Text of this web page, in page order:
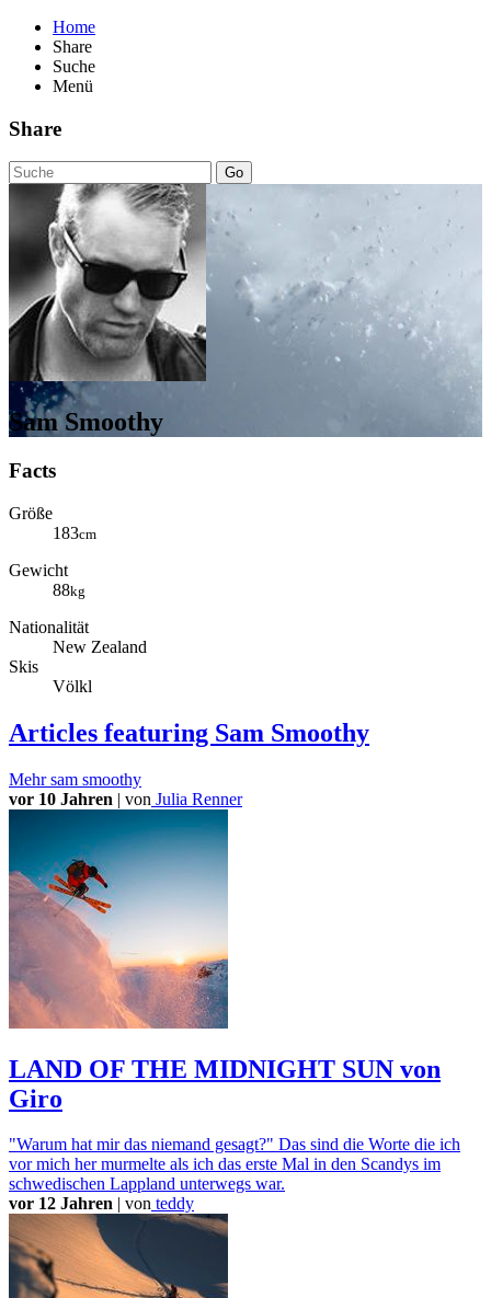
Home
Share
Suche
Menü
Share
Go
Sam Smoothy
Facts
Größe
183cm
Gewicht
88kg
Nationalität
New Zealand
Skis
Völkl
Articles featuring Sam Smoothy
Mehrsam smoothy
vor 10 Jahren | von Julia Renner
LAND OF THE MIDNIGHT SUN von
Giro
"Warum hat mir das niemand gesagt?" Das sind die Worte die ich
vor mich her murmelte als ich das erste Mal in den Scandys im
schwedischen Lappland unterwegs war.
vor 12 Jahren
von teddy